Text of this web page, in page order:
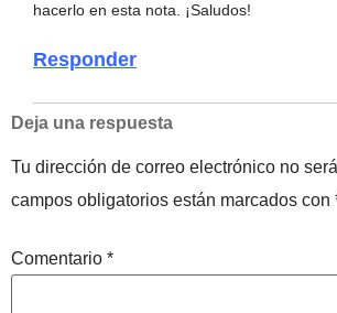
hacerlo en esta nota. ¡Saludos!
Responder
Deja una respuesta
Tu dirección de correo electrónico no
campos obligatorios están marcados con
Comentario *